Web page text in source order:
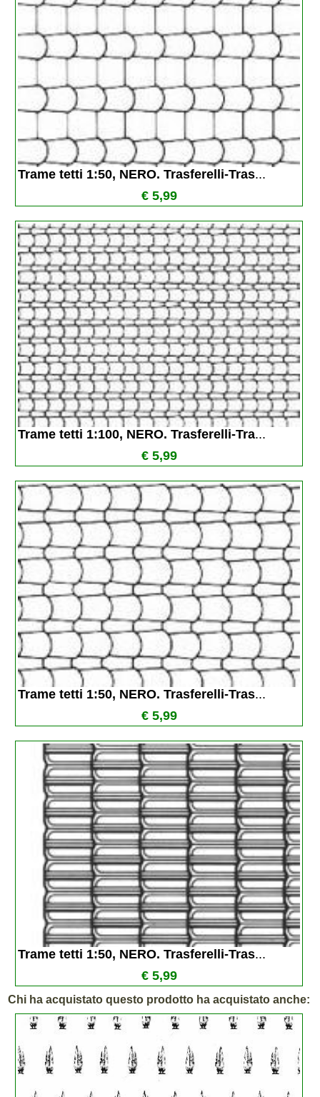
Trame tetti 1:50, NERO. Trasferelli-Tras...
€ 5,99
Trame tetti 1:100, NERO. Trasferelli-Tra...
€ 5,99
Trame tetti 1:50, NERO. Trasferelli-Tras...
€ 5,99
Trame tetti 1:50, NERO. Trasferelli-Tras...
€ 5,99
Chi ha acquistato questo prodotto ha acquistato anche: